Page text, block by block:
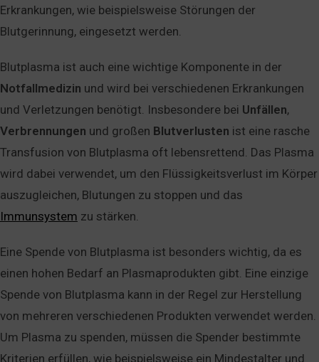
Erkrankungen, wie beispielsweise Störungen der
Blutgerinnung, eingesetzt werden.
Blutplasma ist auch eine wichtige Komponente in der
Notfallmedizin und wird bei verschiedenen Erkrankungen
und Verletzungen benötigt. Insbesondere bei Unfällen,
Verbrennungen und großen Blutverlusten ist eine rasche
Transfusion von Blutplasma oft lebensrettend. Das Plasma
wird dabei verwendet, um den Flüssigkeitsverlust im Körper
auszugleichen, Blutungen zu stoppen und das
Immunsystem zu stärken.
Eine Spende von Blutplasma ist besonders wichtig, da es
einen hohen Bedarf an Plasmaprodukten gibt. Eine einzige
Spende von Blutplasma kann in der Regel zur Herstellung
von mehreren verschiedenen Produkten verwendet werden.
Um Plasma zu spenden, müssen die Spender bestimmte
Kriterien erfüllen, wie beispielsweise ein Mindestalter und